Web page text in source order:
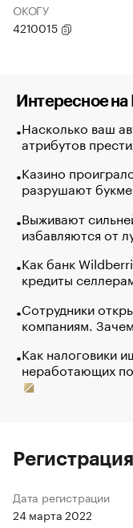
ОКОГУ
4210015
Интересное на
Насколько ваш
атрибутов
Казино
разрушают
Выживают
избавляются от
Как банк
кредиты
Сотрудники
компаниям.
Как налоговики
неработающих
Дата регистрации
24 марта 2022